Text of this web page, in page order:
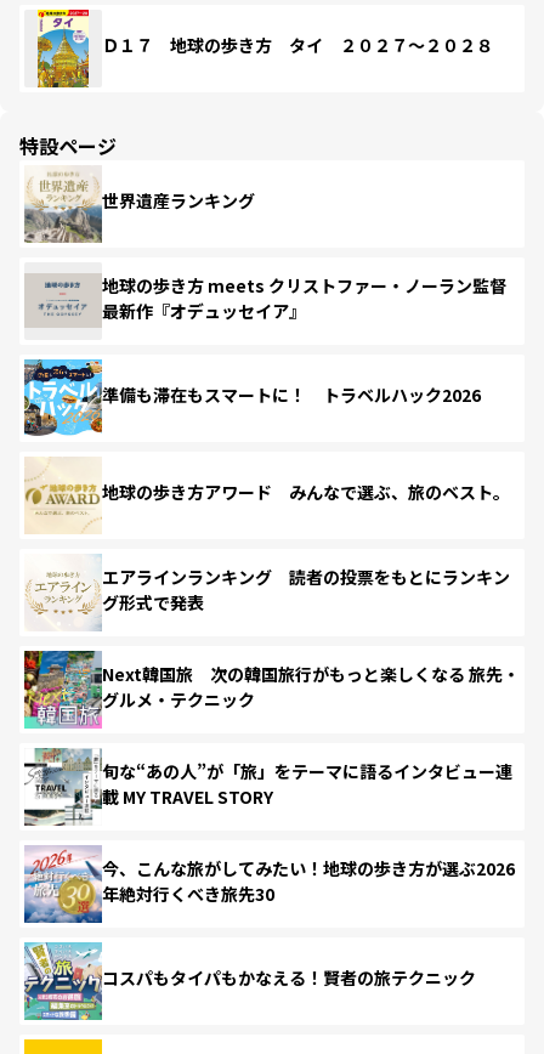
Ｄ１７ 地球の歩き方 タイ ２０２７～２０２８
特設ページ
世界遺産ランキング
地球の歩き方 meets クリストファー・ノーラン監督
最新作『オデュッセイア』
準備も滞在もスマートに！ トラベルハック2026
地球の歩き方アワード みんなで選ぶ、旅のベスト。
エアラインランキング 読者の投票をもとにランキン
グ形式で発表
Next韓国旅 次の韓国旅行がもっと楽しくなる 旅先・
グルメ・テクニック
旬な“あの人”が「旅」をテーマに語るインタビュー連
載 MY TRAVEL STORY
今、こんな旅がしてみたい！地球の歩き方が選ぶ2026
年絶対行くべき旅先30
コスパもタイパもかなえる！賢者の旅テクニック